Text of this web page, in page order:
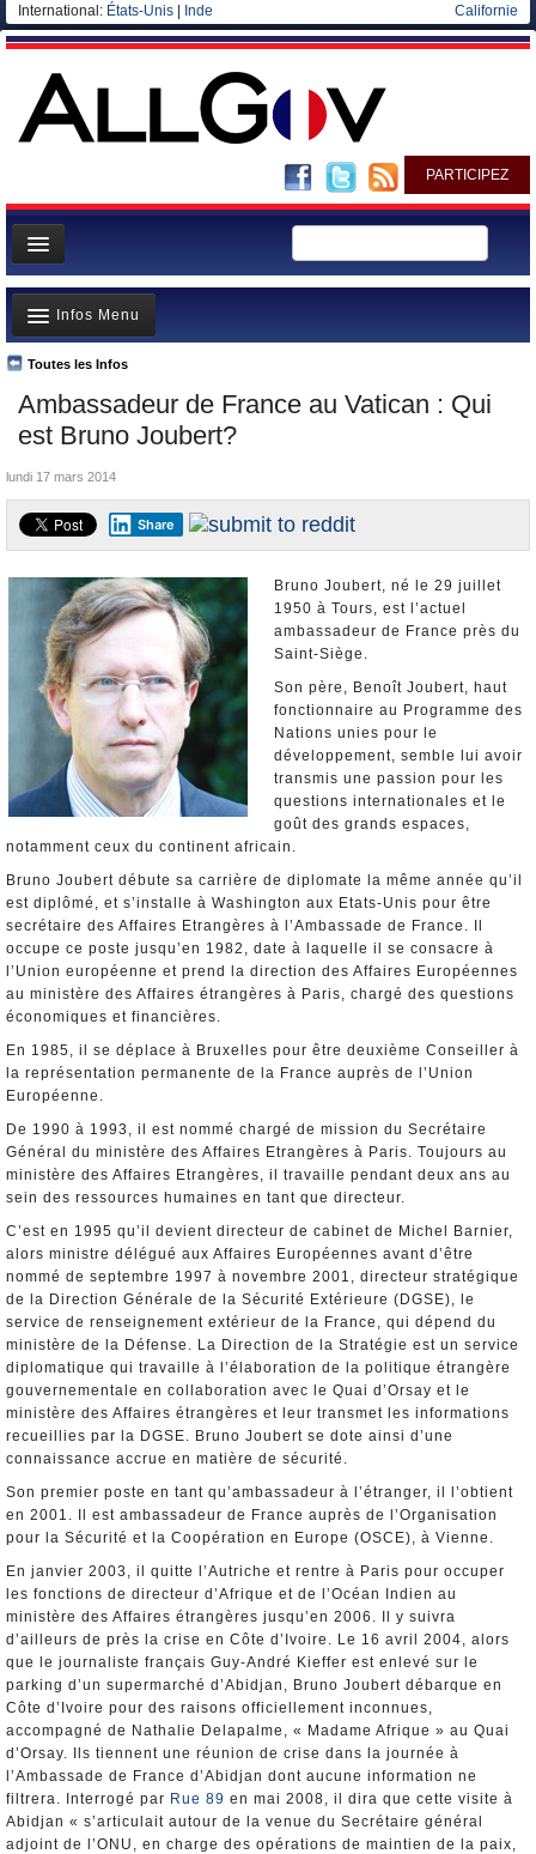
International: États-Unis Inde Californie
PARTICIPEZ
Page d'accueil
Infos
Gouvernement
Ministères/Directions
Blog
Elections européennes
Ambassadeur de France au Vatican : Qui
est Bruno Joubert?
Toutes les Infos
Infos Menu
A la Une
Polémiques
La France et le Monde
Nominations et Démissions
Elections européennes
Infos insolites
Share
lundi 17 mars 2014
Bruno Joubert, né le 29 juillet
1950 à Tours, est l’actuel
ambassadeur de France près du
Saint-Siège.
Son père, Benoît Joubert, haut
fonctionnaire au Programme des
Nations unies pour le
développement, semble lui avoir
transmis une passion pour les
questions internationales et le
goût des grands espaces,
notamment ceux du continent africain.
Bruno Joubert débute sa carrière de diplomate la même année qu’il
est diplômé, et s’installe à Washington aux Etats-Unis pour être
secrétaire des Affaires Etrangères à l’Ambassade de France. Il
occupe ce poste jusqu’en 1982, date à laquelle il se consacre à
l’Union européenne et prend la direction des Affaires Européennes
au ministère des Affaires étrangères à Paris, chargé des questions
économiques et financières.
En 1985, il se déplace à Bruxelles pour être deuxième Conseiller à
la représentation permanente de la France auprès de l’Union
Européenne.
De 1990 à 1993, il est nommé chargé de mission du Secrétaire
Général du ministère des Affaires Etrangères à Paris. Toujours au
ministère des Affaires Etrangères, il travaille pendant deux ans au
sein des ressources humaines en tant que directeur.
C’est en 1995 qu’il devient directeur de cabinet de Michel Barnier,
alors ministre délégué aux Affaires Européennes avant d’être
nommé de septembre 1997 à novembre 2001, directeur stratégique
de la Direction Générale de la Sécurité Extérieure (DGSE), le
service de renseignement extérieur de la France, qui dépend du
ministère de la Défense. La Direction de la Stratégie est un service
diplomatique qui travaille à l’élaboration de la politique étrangère
gouvernementale en collaboration avec le Quai d’Orsay et le
ministère des Affaires étrangères et leur transmet les informations
recueillies par la DGSE. Bruno Joubert se dote ainsi d’une
connaissance accrue en matière de sécurité.
Son premier poste en tant qu’ambassadeur à l’étranger, il l’obtient
en 2001. Il est ambassadeur de France auprès de l’Organisation
pour la Sécurité et la Coopération en Europe (OSCE), à Vienne.
En janvier 2003, il quitte l’Autriche et rentre à Paris pour occuper
les fonctions de directeur d’Afrique et de l’Océan Indien au
ministère des Affaires étrangères jusqu’en 2006. Il y suivra
d’ailleurs de près la crise en Côte d’Ivoire. Le 16 avril 2004, alors
que le journaliste français Guy-André Kieffer est enlevé sur le
parking d’un supermarché d’Abidjan, Bruno Joubert débarque en
Côte d’Ivoire pour des raisons officiellement inconnues,
accompagné de Nathalie Delapalme, « Madame Afrique » au Quai
d’Orsay. Ils tiennent une réunion de crise dans la journée à
l’Ambassade de France d’Abidjan dont aucune information ne
filtrera. Interrogé par Rue 89 en mai 2008, il dira que cette visite à
Abidjan « s’articulait autour de la venue du Secrétaire général
adjoint de l’ONU, en charge des opérations de maintien de la paix,